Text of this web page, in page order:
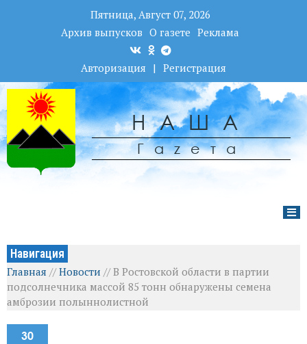
Пятница, Август 07, 2026
Архив выпусков О газете Реклама
Авторизация | Регистрация
НАША
Гаzета
Навигация
Главная //Новости //В Ростовской области в партии
подсолнечника массой 85 тонн обнаружены семена
амброзии полыннолистной
30